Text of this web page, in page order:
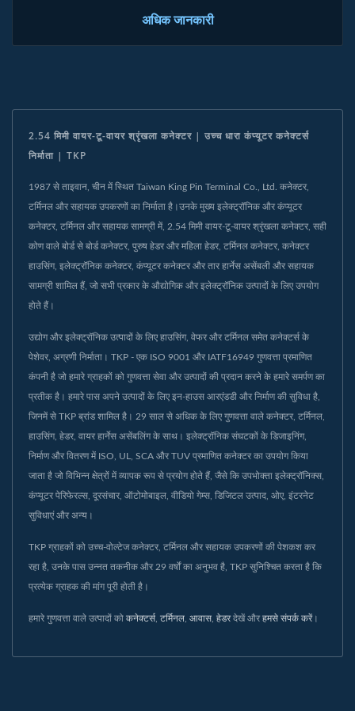
अधिक जानकारी
2.54 मिमी वायर-टू-वायर श्रृंखला कनेक्टर | उच्च धारा कंप्यूटर कनेक्टर्स
निर्माता | TKP
1987 से ताइवान, चीन में स्थित Taiwan King Pin Terminal Co., Ltd. कनेक्टर,
टर्मिनल और सहायक उपकरणों का निर्माता है।उनके मुख्य इलेक्ट्रॉनिक और कंप्यूटर
कनेक्टर, टर्मिनल और सहायक सामग्री में, 2.54 मिमी वायर-टू-वायर श्रृंखला कनेक्टर, सही
कोण वाले बोर्ड से बोर्ड कनेक्टर, पुरुष हेडर और महिला हेडर, टर्मिनल कनेक्टर, कनेक्टर
हाउसिंग, इलेक्ट्रॉनिक कनेक्टर, कंप्यूटर कनेक्टर और तार हार्नेस असेंबली और सहायक
सामग्री शामिल हैं, जो सभी प्रकार के औद्योगिक और इलेक्ट्रॉनिक उत्पादों के लिए उपयोग
होते हैं।
उद्योग और इलेक्ट्रॉनिक उत्पादों के लिए हाउसिंग, वेफर और टर्मिनल समेत कनेक्टर्स के
पेशेवर, अग्रणी निर्माता। TKP - एक ISO 9001 और IATF16949 गुणवत्ता प्रमाणित
कंपनी है जो हमारे ग्राहकों को गुणवत्ता सेवा और उत्पादों की प्रदान करने के हमारे समर्पण का
प्रतीक है। हमारे पास अपने उत्पादों के लिए इन-हाउस आरएंडडी और निर्माण की सुविधा है,
जिनमें से TKP ब्रांड शामिल है। 29 साल से अधिक के लिए गुणवत्ता वाले कनेक्टर, टर्मिनल,
हाउसिंग, हेडर, वायर हार्नेस असेंबलिंग के साथ। इलेक्ट्रॉनिक संघटकों के डिजाइनिंग,
निर्माण और वितरण में ISO, UL, SCA और TUV प्रमाणित कनेक्टर का उपयोग किया
जाता है जो विभिन्न क्षेत्रों में व्यापक रूप से प्रयोग होते हैं, जैसे कि उपभोक्ता इलेक्ट्रॉनिक्स,
कंप्यूटर पेरिफेरल्स, दूरसंचार, ऑटोमोबाइल, वीडियो गेम्स, डिजिटल उत्पाद, ओए, इंटरनेट
सुविधाएं और अन्य।
TKP ग्राहकों को उच्च-वोल्टेज कनेक्टर, टर्मिनल और सहायक उपकरणों की पेशकश कर
रहा है, उनके पास उन्नत तकनीक और 29 वर्षों का अनुभव है, TKP सुनिश्चित करता है कि
प्रत्येक ग्राहक की मांग पूरी होती है।
हमारे गुणवत्ता वाले उत्पादों को कनेक्टर्स टर्मिनल आवास हेडरदेखें औरहमसे संपर्क करें।